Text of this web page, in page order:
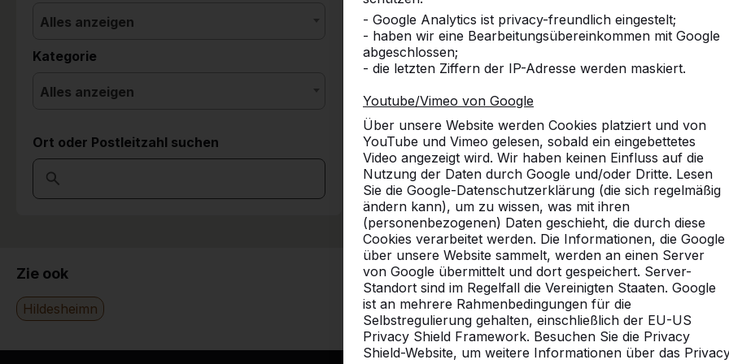
- Google Analytics ist privacy-freundlich eingestelt;
- haben wir eine Bearbeitungsübereinkommen mit Google
abgeschlossen;
- die letzten Ziffern der IP-Adresse werden maskiert.
Youtube/Vimeo von Google
Über unsere Website werden Cookies platziert und von
YouTube und Vimeo gelesen, sobald ein eingebettetes
Video angezeigt wird. Wir haben keinen Einfluss auf die
Nutzung der Daten durch Google und/oder Dritte. Lesen
Sie die Google-Datenschutzerklärung (die sich regelmäßig
ändern kann), um zu wissen, was mit ihren
(personenbezogenen) Daten geschieht, die durch diese
Cookies verarbeitet werden. Die Informationen, die Google
über unsere Website sammelt, werden an einen Server
von Google übermittelt und dort gespeichert. Server-
Standort sind im Regelfall die Vereinigten Staaten. Google
ist an mehrere Rahmenbedingungen für die
Selbstregulierung gehalten, einschließlich der EU-US
Privacy Shield Framework. Besuchen Sie die Privacy
Shield-Website, um weitere Informationen über das
Alles anzeigen
Kategorie
Alles anzeigen
Ort oder Postleitzahl suchen
Zie ook
Hildesheimn